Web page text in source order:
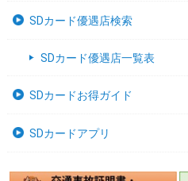
SDカード優遇店検索
SDカード優遇店一覧表
SDカードお得ガイド
SDカードアプリ